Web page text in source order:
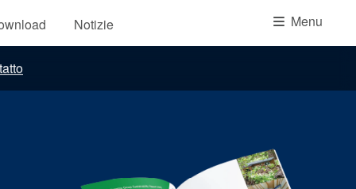
Notizie Menu